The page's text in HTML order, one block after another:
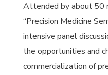
Attended by about 50
“Precision Medicine
intensive panel
the opportunities and
commercialization of